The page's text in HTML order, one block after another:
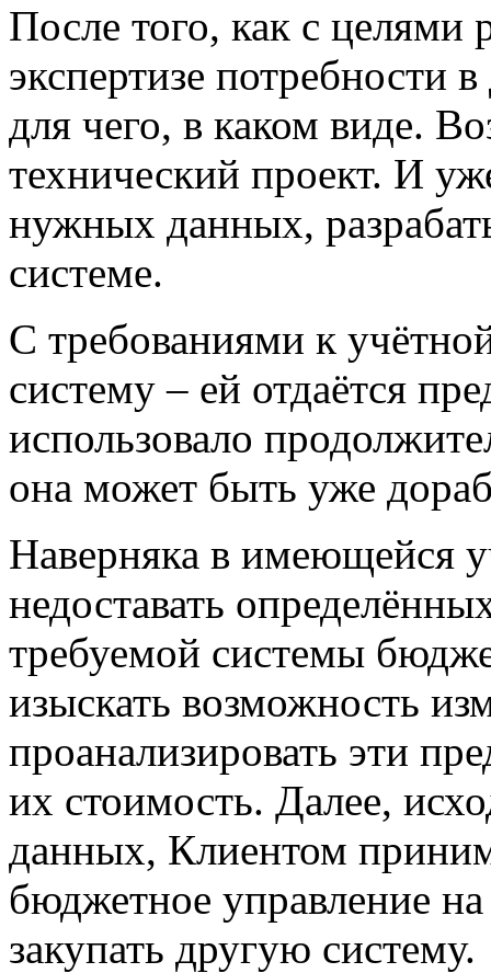
После того, как с целями
экспертизе
для чего, в каком виде.
технический проект. И
нужных данных,
системе.
С требованиями к
систему – ей отдаётся
использовало
она может быть уже
Наверняка в имеющейся
недоставать
требуемой системы
изыскать возможность
проанализировать эти
их стоимость. Далее,
данных, Клиентом
бюджетное управление
закупать другую систему.